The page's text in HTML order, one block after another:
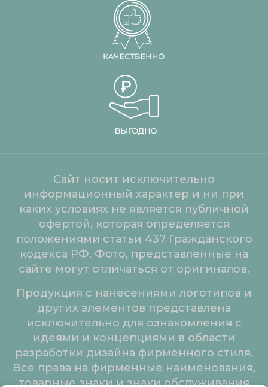
Сайт носит исключительно
информационный характер и ни при
каких условиях не является публичной
офертой, которая определяется
положениями статьи 437 Гражданского
кодекса РФ. Фото, представленные на
сайте могут отличаться от оригиналов.
Продукция с нанесениями логотипов и
других элементов представлена
исключительно для ознакомления с
идеями и концепциями в области
разработки дизайна фирменного стиля.
Все права на фирменные наименования,
товарные знаки и знаки обслуживания